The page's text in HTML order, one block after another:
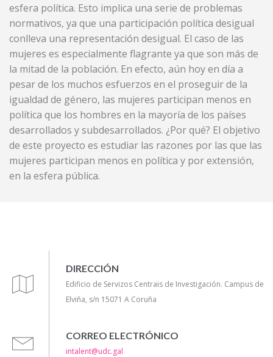
esfera política. Esto implica una serie de problemas
normativos, ya que una participación política desigual
conlleva una representación desigual. El caso de las
mujeres es especialmente flagrante ya que son más de
la mitad de la población. En efecto, aún hoy en día a
pesar de los muchos esfuerzos en el proseguir de la
igualdad de género, las mujeres participan menos en
política que los hombres en la mayoría de los países
desarrollados y subdesarrollados. ¿Por qué? El objetivo
de este proyecto es estudiar las razones por las que las
mujeres participan menos en política y por extensión,
en la esfera pública.
DIRECCIÓN
Edificio de Servizos Centrais de Investigación. Campus de
Elviña, s/n 15071 A Coruña
CORREO ELECTRÓNICO
intalent@udc.gal